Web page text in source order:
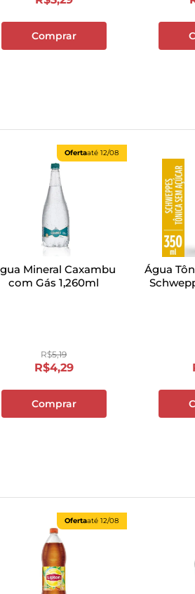
Comprar
Ofertaaté12/08
Mineral Caxambu
com Gás 1,260ml
R$5,19
R$4,29
Comprar
Água
Ofertaaté12/08